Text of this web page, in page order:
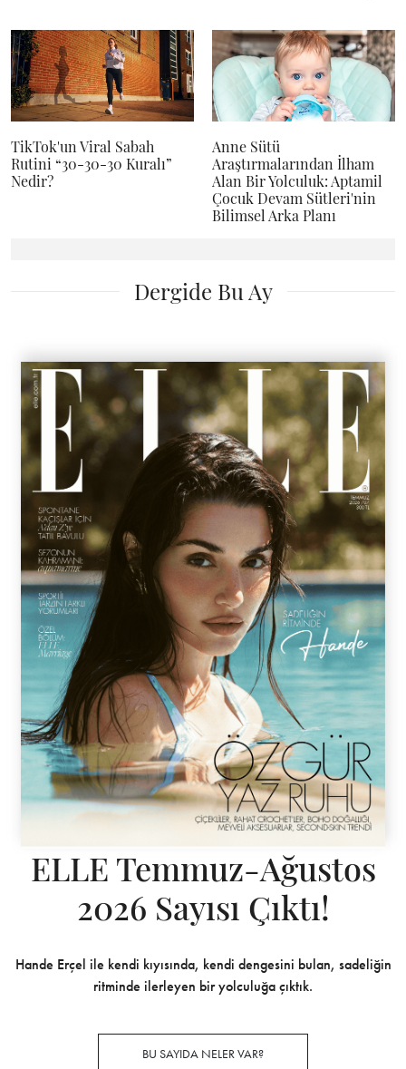
TikTok'un Viral Sabah
Rutini “30-30-30 Kuralı”
Nedir?
Anne Sütü
Araştırmalarından İlham
Alan Bir Yolculuk: Aptamil
Çocuk Devam Sütleri'nin
Bilimsel Arka Planı
Dergide Bu Ay
ELLE Temmuz-Ağustos
2026 Sayısı Çıktı!
Hande Erçel ile kendi kıyısında, kendi dengesini bulan, sadeliğin
ritminde ilerleyen bir yolculuğa çıktık.
BU SAYIDA NELER VAR?